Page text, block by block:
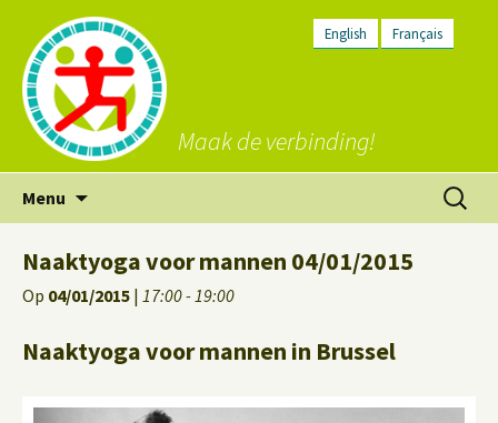
English Français
Maak de verbinding!
Menu
inhoud
Zoeken
naar:
Naaktyoga voor mannen 04/01/2015
Op 04/01/2015 | 17:00 - 19:00
Naaktyoga voor mannen in Brussel